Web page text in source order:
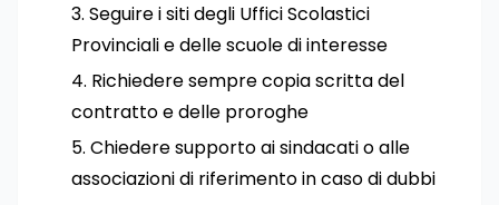
Seguire i siti degli Uffici Scolastici
Provinciali e delle scuole di interesse
Richiedere sempre copia scritta del
contratto e delle proroghe
Chiedere supporto ai sindacati o alle
associazioni di riferimento in caso di dubbi